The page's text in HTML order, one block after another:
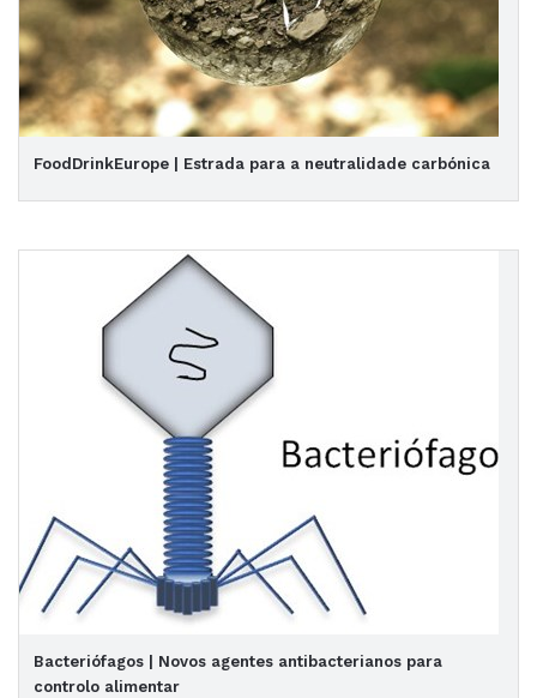
FoodDrinkEurope | Estrada para a neutralidade carbónica
Bacteriófagos | Novos agentes antibacterianos para
controlo alimentar